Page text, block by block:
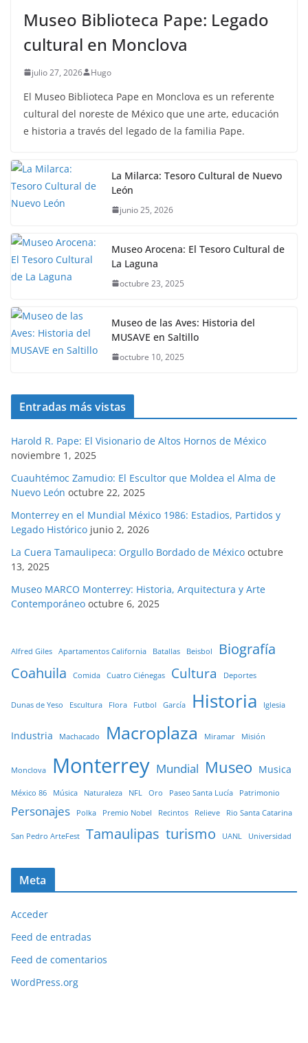
Museo Biblioteca Pape: Legado
cultural en Monclova
julio 27, 2026 Hugo
El Museo Biblioteca Pape en Monclova es un referente
cultural del noreste de México que une arte, educación
e historia a través del legado de la familia Pape.
La Milarca: Tesoro Cultural de Nuevo
León
junio 25, 2026
Museo Arocena: El Tesoro Cultural de
La Laguna
octubre 23, 2025
Museo de las Aves: Historia del
MUSAVE en Saltillo
octubre 10, 2025
Entradas más vistas
Harold R. Pape: El Visionario de Altos Hornos de México
noviembre 1, 2025
Cuauhtémoc Zamudio: El Escultor que Moldea el Alma de
Nuevo León octubre 22, 2025
Monterrey en el Mundial México 1986: Estadios, Partidos y
Legado Histórico junio 2, 2026
La Cuera Tamaulipeca: Orgullo Bordado de México octubre
13, 2025
Museo MARCO Monterrey: Historia, Arquitectura y Arte
Contemporáneo octubre 6, 2025
Alfred Giles Apartamentos California Batallas Beisbol
Biografía
Coahuila
Comida Cuatro Ciénegas Cultura Deportes
Dunas de Yeso Escultura Flora Futbol García Historia Iglesia
Industria Machacado Macroplaza Miramar Misión
Monclova Monterrey Mundial Museo Musica
México 86 Música Naturaleza NFL Oro Paseo Santa Lucía Patrimonio
Personajes Polka Premio Nobel Recintos Relieve Rio Santa Catarina
San Pedro ArteFest Tamaulipas turismo UANL Universidad
Meta
Acceder
Feed de entradas
Feed de comentarios
WordPress.org